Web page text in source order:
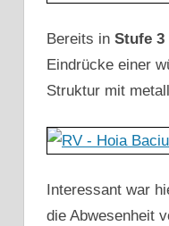
Bereits in Stufe 3
Eindrücke einer
Struktur mit
Interessant war
die Abwesenheit